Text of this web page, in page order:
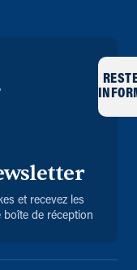
et recevez les
de réception